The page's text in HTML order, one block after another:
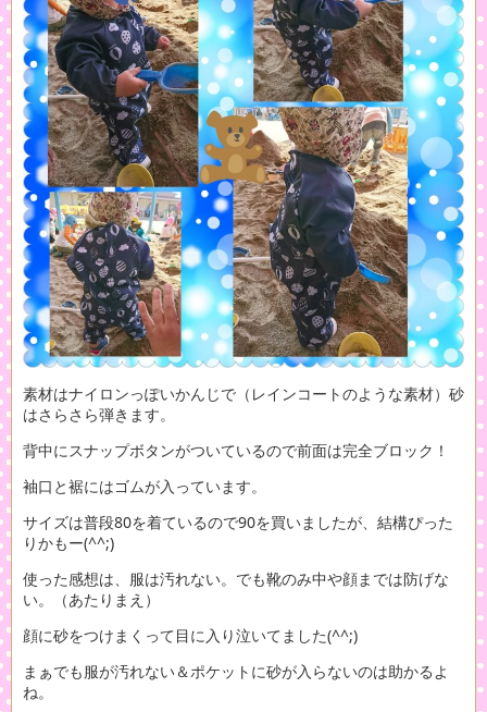
素材はナイロンっぽいかんじで（レインコートのような素材）砂
はさらさら弾きます。
背中にスナップボタンがついているので前面は完全ブロック！
袖口と裾にはゴムが入っています。
サイズは普段80を着ているので90を買いましたが、結構ぴった
りかもー(^^;)
使った感想は、服は汚れない。でも靴のみ中や顔までは防げな
い。（あたりまえ）
顔に砂をつけまくって目に入り泣いてました(^^;)
まぁでも服が汚れない＆ポケットに砂が入らないのは助かるよ
ね。